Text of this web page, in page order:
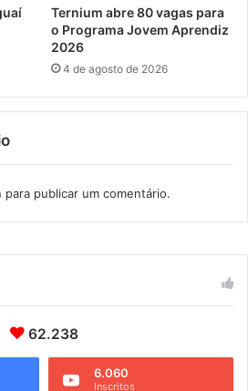
Ternium abre 80 vagas para
o Programa Jovem Aprendiz
2026
4 de agosto de 2026
para publicar um comentário.
62.238
6.060
Inscritos